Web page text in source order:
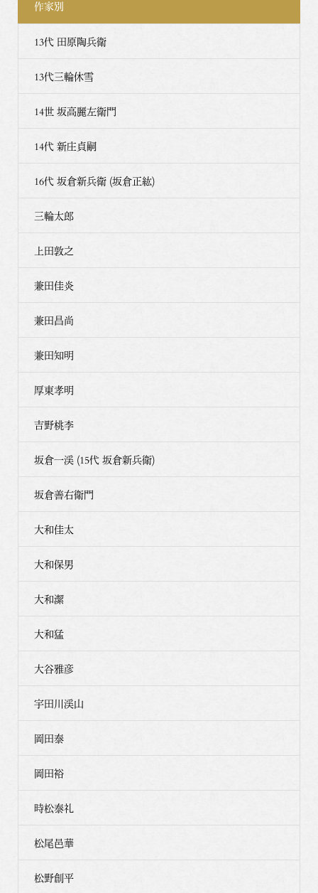
作家別
13代 田原陶兵衛
13代三輪休雪
14世 坂高麗左衛門
14代 新庄貞嗣
16代 坂倉新兵衛 (坂倉正紘)
三輪太郎
上田敦之
兼田佳炎
兼田昌尚
兼田知明
厚東孝明
吉野桃李
坂倉一渓 (15代 坂倉新兵衛)
坂倉善右衛門
大和佳太
大和保男
大和潔
大和猛
大谷雅彦
宇田川渓山
岡田泰
岡田裕
時松泰礼
松尾邑華
松野創平